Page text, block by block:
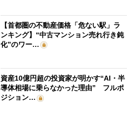
【首都圏の不動産価格「危ない駅」ラ
ンキング】“中古マンション売れ行き鈍
化”のワー…
資産10億円超の投資家が明かす“AI・半
導体相場に乗らなかった理由” フルポ
ジション…